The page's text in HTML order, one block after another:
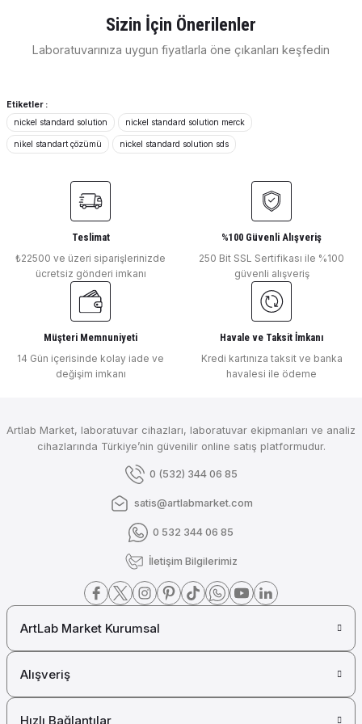
Görüş ve önerileriniz için teşekkür ederiz.
Ürün resmi kalitesiz, bozuk veya görüntülenemiyor.
Ürün bilgilerinde hatalar bulunuyor.
Ürün fiyatı diğer sitelerden daha pahalı.
Bu ürüne benzer farklı alternatifler olmalı.
Gönder
Sizin İçin Önerilenler
Laboratuvarınıza uygun fiyatlarla öne çıkanları keşfedin
Merck Phosphate Test
Merck Sodium Peroxidisulfate for Analysis
Merck Millipore
Merck Sodium Hydrogen Phosphate Dodecahydrate
Merck Millipore
Merck Sodium Ammonium Hydrogen Phosphate Tetrahydrate
Merck Millipore
Merck Rhodamine B (CI 45170) for Microscopy
Merck Propanol (n-Propyl Alcohol)
Merck Millipore
Merck Potassium Hydroxide Pellets Extra Pure
Merck Millipore
Etiketler :
nickel standard solution
nickel standard solution merck
nikel standart çözümü nickel standard solution sds
Teslimat
₺22500 ve üzeri siparişlerinizde
ücretsiz gönderi imkanı
%100 Güvenli Alışveriş
250 Bit SSL Sertifikası ile %100
güvenli alışveriş
Müşteri Memnuniyeti
14 Gün içerisinde kolay iade ve
değişim imkanı
Havale ve Taksit İmkanı
Kredi kartınıza taksit ve banka
havalesi ile ödeme
Artlab Market, laboratuvar cihazları, laboratuvar ekipmanları ve analiz
cihazlarında Türkiye’nin güvenilir online satış platformudur.
0 (532) 344 06 85
satis@artlabmarket.com
0 532 344 06 85
İletişim Bilgilerimiz
ArtLab Market Kurumsal
Alışveriş
Hızlı Bağlantılar